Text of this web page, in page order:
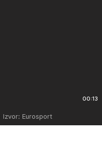
00:13
Izvor: Eurosport